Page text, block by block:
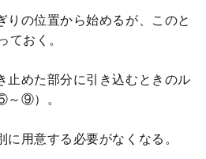
りの位置から始めるが、このと
ておく。
止めた部分に引き込むときのル
～⑨）。
用意する必要がなくなる。